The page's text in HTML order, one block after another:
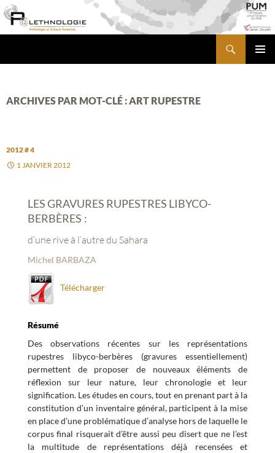
Aller
au
contenu
ARCHIVES PAR MOT-CLÉ : ART RUPESTRE
2012 # 4
1 JANVIER 2012
LES GRAVURES RUPESTRES LIBYCO-
BERBÈRES :
d’une rive à l’autre du Sahara
Michel BARBAZA
Télécharger
Résumé
Des observations récentes sur les représentations
rupestres libyco-berbères (gravures essentiellement)
permettent de proposer de nouveaux éléments de
réflexion sur leur nature, leur chronologie et leur
signification. Les études en cours, tout en prenant part à la
constitution d’un inventaire général, participent à la mise
en place d’une problématique d’analyse hors de laquelle le
corpus final risquerait d’être aussi peu disert que ne l’est
la multitude de représentations déjà recensées et